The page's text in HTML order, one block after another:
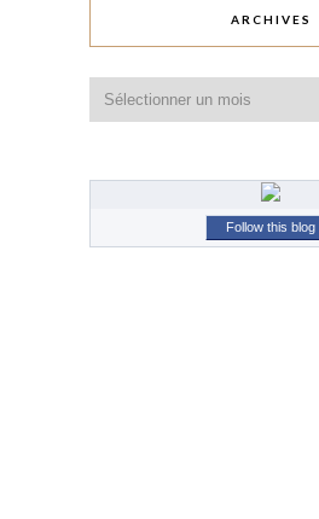
ARCHIVES
Follow this blog